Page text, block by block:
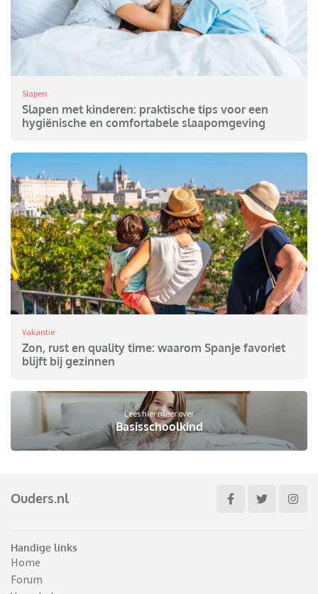
Slapen
Slapen met kinderen: praktische tips voor een
hygiënische en comfortabele slaapomgeving
Vakantie
Zon, rust en quality time: waarom Spanje favoriet
blijft bij gezinnen
Lees hier meer over
Basisschoolkind
Ouders.nl
Handige links
Home
Forum